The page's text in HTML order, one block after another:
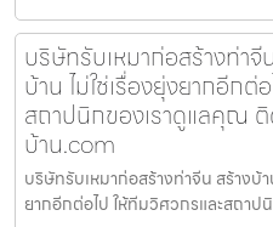
บริษัทรับเหมาก่อสร้างท่า
บ้าน ไม่ใช่เรื่องยุ่งยากอีกต่
สถาปนิกของเราดูแลคุณ
บ้าน.com
บริษัทรับเหมาก่อสร้างท่าจีน สร้างบ้
ยากอีกต่อไป ให้ทีมวิศวกรและสถา